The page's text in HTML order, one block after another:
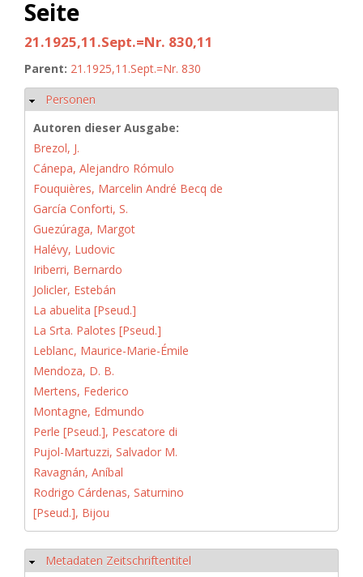
Seite
21.1925,11.Sept.=Nr. 830,11
Parent: 21.1925,11.Sept.=Nr. 830
Hide
Personen
Autoren dieser Ausgabe:
Brezol, J.
Cánepa, Alejandro Rómulo
Fouquières, Marcelin André Becq de
García Conforti, S.
Guezúraga, Margot
Halévy, Ludovic
Iriberri, Bernardo
Jolicler, Estebán
La abuelita [Pseud.]
La Srta. Palotes [Pseud.]
Leblanc, Maurice-Marie-Émile
Mendoza, D. B.
Mertens, Federico
Montagne, Edmundo
Perle [Pseud.], Pescatore di
Pujol-Martuzzi, Salvador M.
Ravagnán, Aníbal
Rodrigo Cárdenas, Saturnino
[Pseud.], Bijou
Hide
Metadaten Zeitschriftentitel